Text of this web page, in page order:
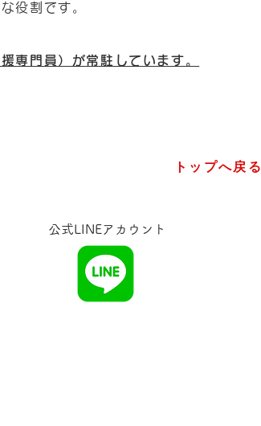
役割です。
専門員）が常駐しています。
トップへ戻る
​公式LINEアカウント